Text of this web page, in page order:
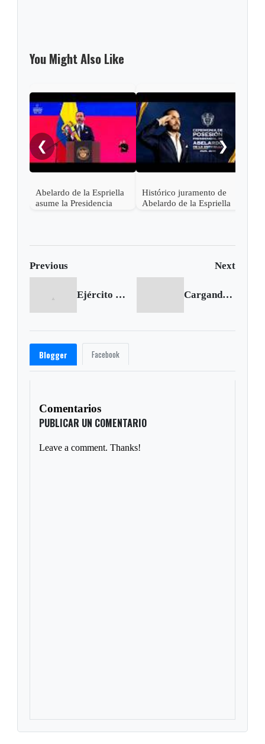
You Might Also Like
❮
Abelardo de la Espriella
asume la Presidencia
Histórico juramento de
Abelardo de la Espriella
❯
Previous Next
Ejército descubrió caleta terrorista en San Eduardo Cargando siguiente...
Blogger Facebook
Comentarios
PUBLICAR UN COMENTARIO
Leave a comment. Thanks!